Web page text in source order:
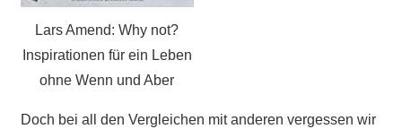
Lars Amend: Why not?
Inspirationen für ein Leben
ohne Wenn und Aber
Doch bei all den Vergleichen mit anderen vergessen wir